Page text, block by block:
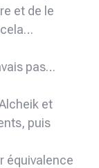
et de le
pas…
et
puis
équivalence